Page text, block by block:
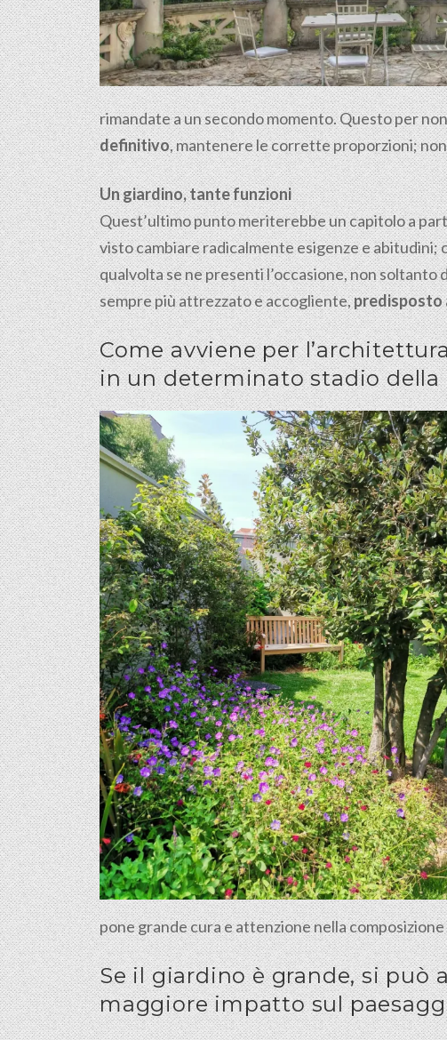
rimandate a un secondo momento. Questo per
definitivo, mantenere le corrette proporzioni;
Un giardino, tante funzioni
Quest’ultimo punto meriterebbe un capitolo a
visto cambiare radicalmente esigenze e
qualvolta se ne presenti l’occasione, non
sempre più attrezzato e accogliente,predisposto
Come avviene per
in un determinato stadio della
pone grande cura e attenzione nella
Se il giardino è grande, si può
maggiore impatto sul